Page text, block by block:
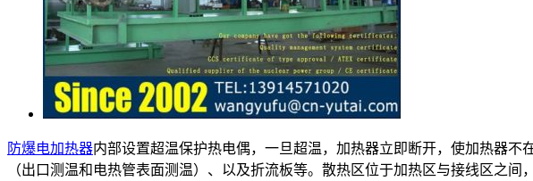
防爆电加热器内部设置超温保护热电偶，一旦超温，加热器立即断开，使加热器
（出口测温和电热管表面测温）、以及折流板等。散热区位于加热区与接线区之